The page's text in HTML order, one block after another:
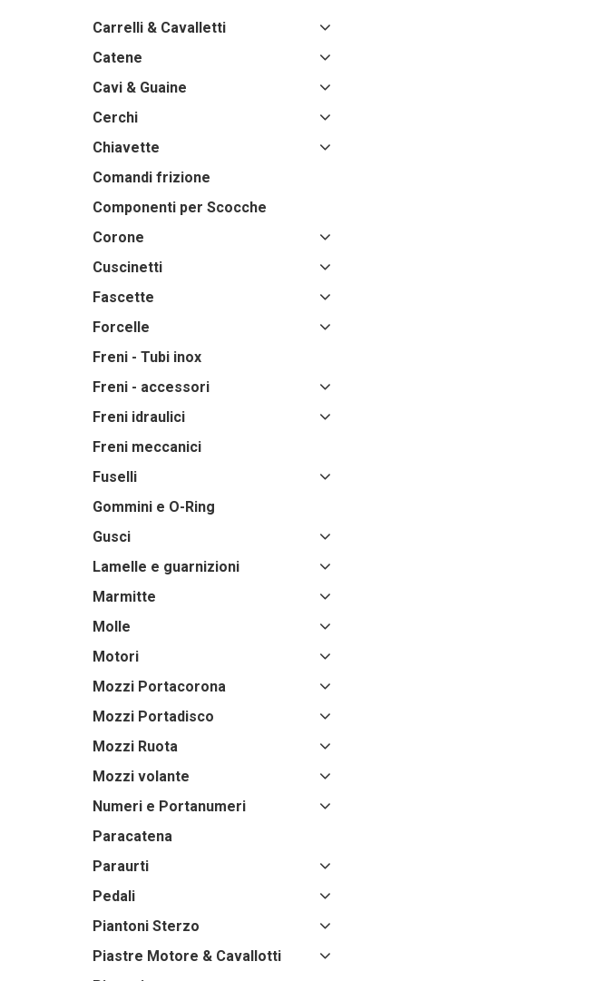
Carrelli & Cavalletti
Catene
Cavi & Guaine
Cerchi
Chiavette
Comandi frizione
Componenti per Scocche
Corone
Cuscinetti
Fascette
Forcelle
Freni - Tubi inox
Freni - accessori
Freni idraulici
Freni meccanici
Fuselli
Gommini e O-Ring
Gusci
Lamelle e guarnizioni
Marmitte
Molle
Motori
Mozzi Portacorona
Mozzi Portadisco
Mozzi Ruota
Mozzi volante
Numeri e Portanumeri
Paracatena
Paraurti
Pedali
Piantoni Sterzo
Piastre Motore & Cavallotti